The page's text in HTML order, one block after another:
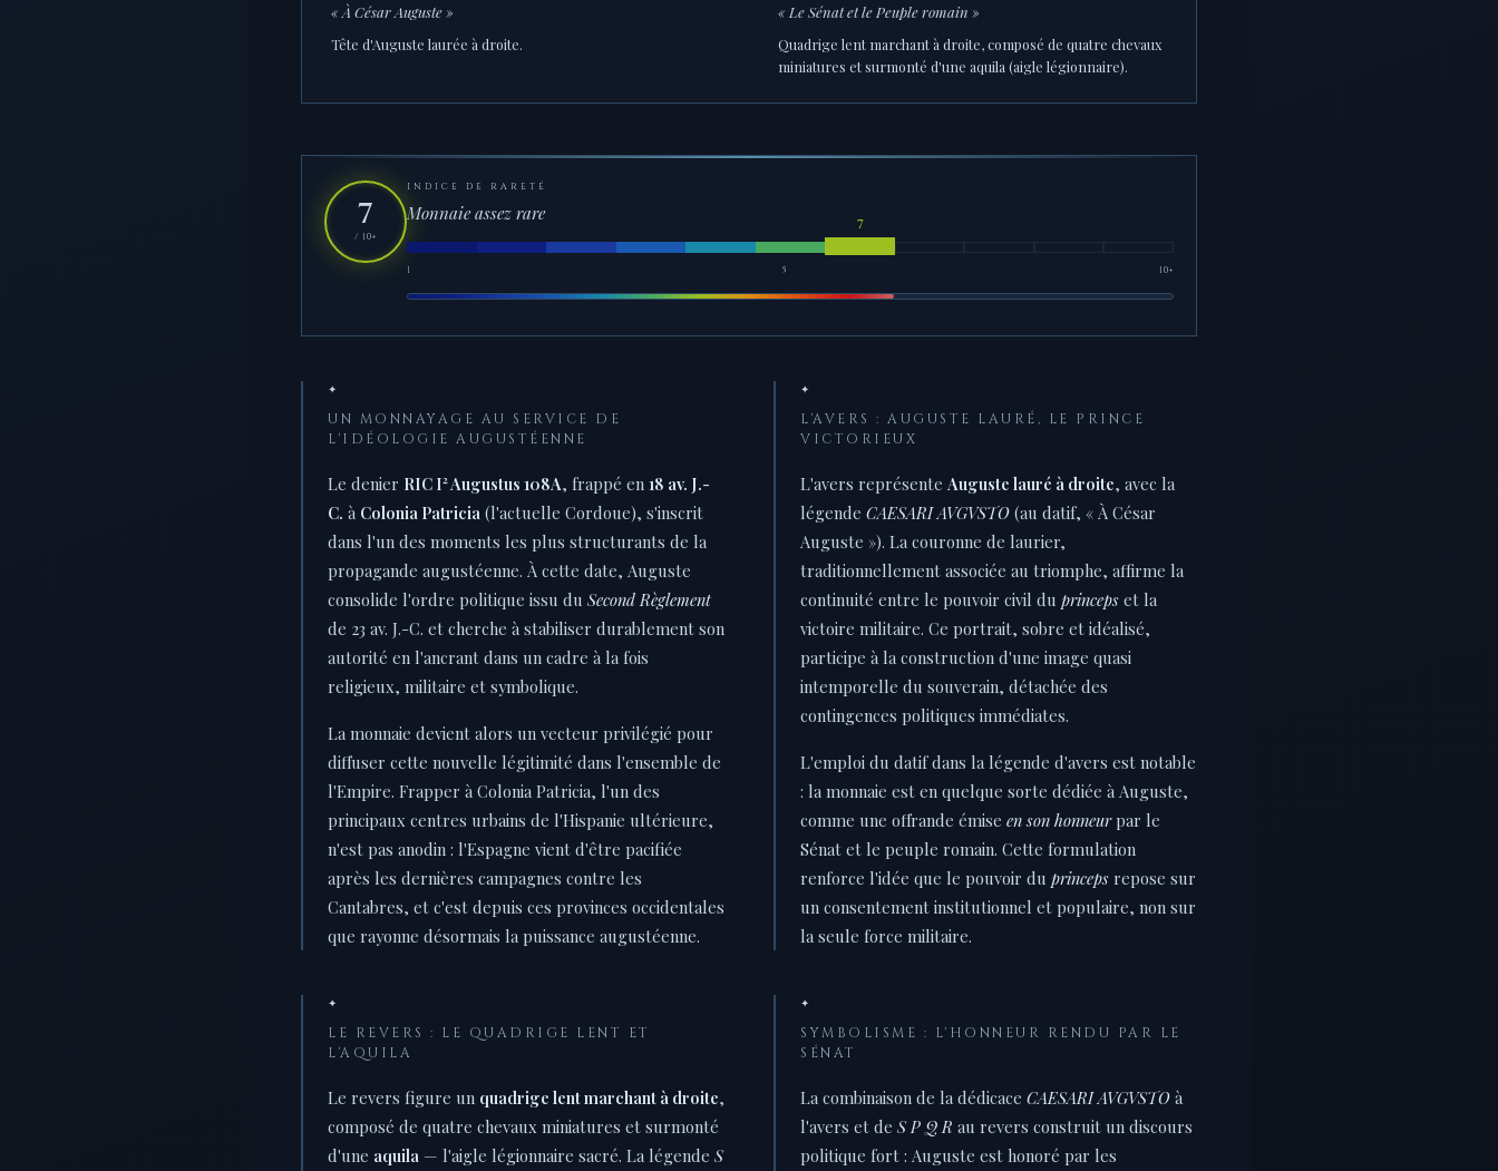
« À César Auguste »
Tête d'Auguste laurée à droite.
« Le Sénat et le Peuple romain »
Quadrige lent marchant à droite, composé de quatre chevaux
miniatures et surmonté d'une aquila (aigle légionnaire).
7
/ 10+
INDICE DE RARETÉ
Monnaie assez rare
1 5 10+
✦
UN MONNAYAGE AU SERVICE DE
L'IDÉOLOGIE AUGUSTÉENNE
Le denier RIC I² Augustus 108A, frappé en 18 av. J.-
C. à Colonia Patricia (l'actuelle Cordoue), s'inscrit
dans l'un des moments les plus structurants de la
propagande augustéenne. À cette date, Auguste
consolide l'ordre politique issu du Second Règlement
de 23 av. J.-C. et cherche à stabiliser durablement son
autorité en l'ancrant dans un cadre à la fois
religieux, militaire et symbolique.
La monnaie devient alors un vecteur privilégié pour
diffuser cette nouvelle légitimité dans l'ensemble de
l'Empire. Frapper à Colonia Patricia, l'un des
principaux centres urbains de l'Hispanie ultérieure,
n'est pas anodin : l'Espagne vient d'être pacifiée
après les dernières campagnes contre les
Cantabres, et c'est depuis ces provinces occidentales
que rayonne désormais la puissance augustéenne.
✦
L'AVERS : AUGUSTE LAURÉ, LE PRINCE
VICTORIEUX
L'avers représente Auguste lauré à droite, avec la
légende CAESARI AVGVSTO (au datif, « À César
Auguste »). La couronne de laurier,
traditionnellement associée au triomphe, affirme la
continuité entre le pouvoir civil du princeps et la
victoire militaire. Ce portrait, sobre et idéalisé,
participe à la construction d'une image quasi
intemporelle du souverain, détachée des
contingences politiques immédiates.
L'emploi du datif dans la légende d'avers est notable
: la monnaie est en quelque sorte dédiée à Auguste,
comme une offrande émise en son honneurpar le
Sénat et le peuple romain. Cette formulation
renforce l'idée que le pouvoir du princeps repose sur
un consentement institutionnel et populaire, non sur
la seule force militaire.
✦
LE REVERS : LE QUADRIGE LENT ET
L'AQUILA
Le revers figure un quadrige lent marchant à droite,
composé de quatre chevaux miniatures et surmonté
d'une aquila — l'aigle légionnaire sacré. La légende S
✦
SYMBOLISME : L'HONNEUR RENDU PAR LE
SÉNAT
La combinaison de la dédicace CAESARI AVGVSTO à
l'avers et de S P Q R au revers construit un discours
politique fort : Auguste est honoré par les